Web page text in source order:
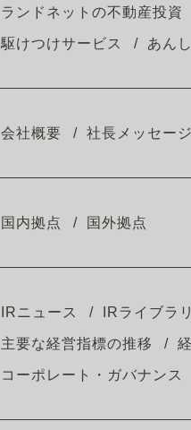
ランドネットの不動産投資
駆けつけサービス あん
会社概要 社長メッセージ
国内拠点 国外拠点
IRニュース IRライブラ
主要な経営指標の推移
コーポレート・ガバナンス